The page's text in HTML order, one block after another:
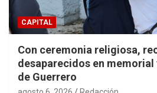
CAPITAL
Con ceremonia religiosa,
desaparecidos en
de Guerrero